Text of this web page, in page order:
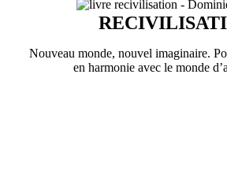
Nouveau monde, nouvel imaginaire.
en harmonie avec le monde